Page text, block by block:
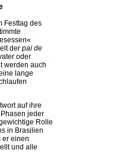
Festtag des
der pai de
oder
werden auch
lange
auf ihre
jeder
Rolle
in Brasilien
er einen
und alle